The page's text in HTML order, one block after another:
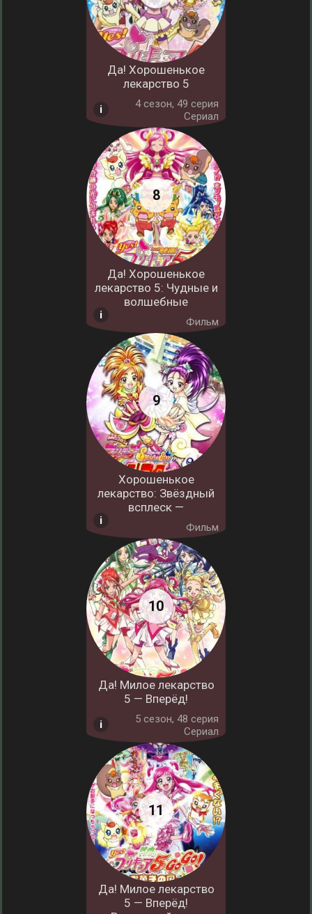
Да! Хорошенькое
лекарство 5
4 cезон, 49 серия
Сериал
Да! Хорошенькое
лекарство 5: Чудные и
волшебные
Фильм
Хорошенькое
лекарство: Звёздный
всплеск —
Фильм
Да! Милое лекарство
5 — Вперёд!
5 cезон, 48 серия
Сериал
Да! Милое лекарство
5 — Вперёд!